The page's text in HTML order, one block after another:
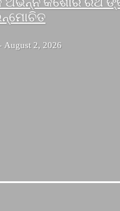
August 2, 2026